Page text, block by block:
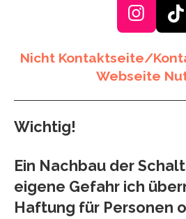
I
s
t
a
m
T
k
T
o
Nicht Kontaktseite/
Webseite
Wichtig!
Ein Nachbau der
eigene Gefahr ich
Haftung für Personen